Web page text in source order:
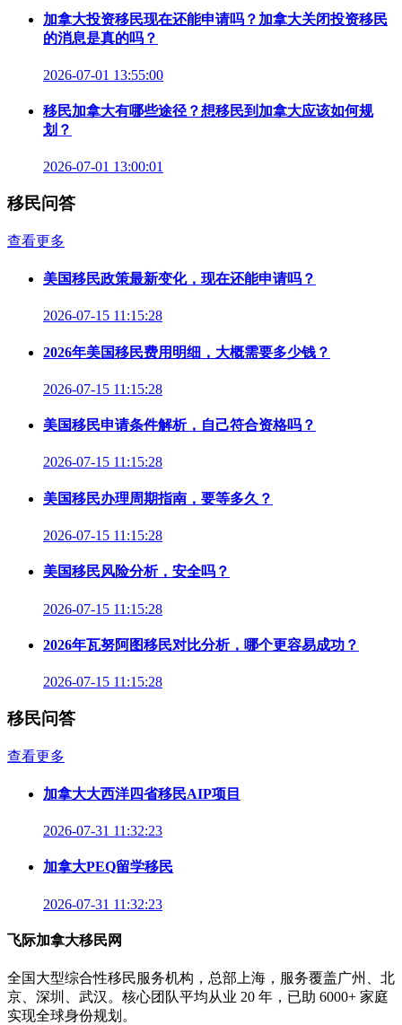
加拿大投资移民现在还能申请吗？加拿大关闭投资移民
的消息是真的吗？
2026-07-01 13:55:00
移民加拿大有哪些途径？想移民到加拿大应该如何规
划？
2026-07-01 13:00:01
移民问答
查看更多
美国移民政策最新变化，现在还能申请吗？
2026-07-15 11:15:28
2026年美国移民费用明细，大概需要多少钱？
2026-07-15 11:15:28
美国移民申请条件解析，自己符合资格吗？
2026-07-15 11:15:28
美国移民办理周期指南，要等多久？
2026-07-15 11:15:28
美国移民风险分析，安全吗？
2026-07-15 11:15:28
2026年瓦努阿图移民对比分析，哪个更容易成功？
2026-07-15 11:15:28
移民问答
查看更多
加拿大大西洋四省移民AIP项目
2026-07-31 11:32:23
加拿大PEQ留学移民
2026-07-31 11:32:23
飞际加拿大移民网
全国大型综合性移民服务机构，总部上海，服务覆盖广州、北
京、深圳、武汉。核心团队平均从业 20 年，已助 6000+ 家庭
实现全球身份规划。